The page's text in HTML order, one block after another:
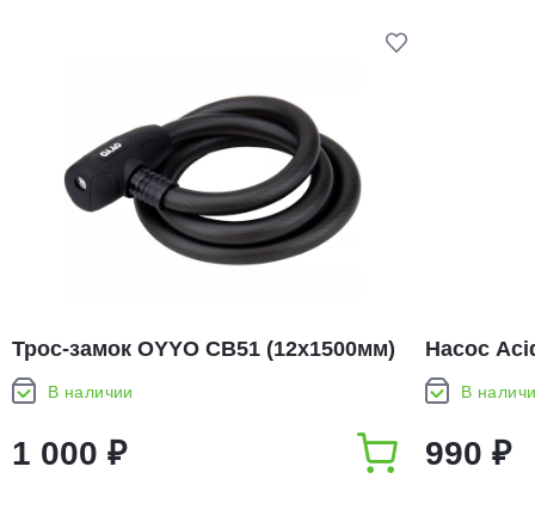
Трос-замок OYYO CB51 (12x1500мм)
В наличии
1 000 ₽
Насос
В
990 ₽